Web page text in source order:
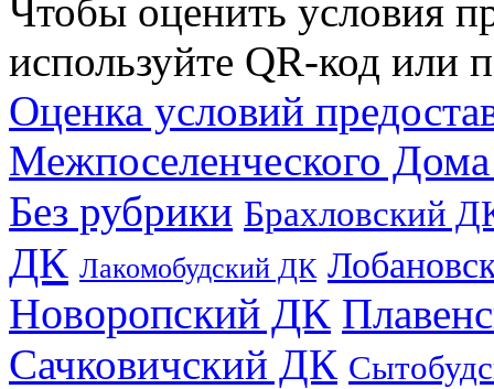
Чтобы оценить условия
используйте QR-код или
Оценка условий
Межпоселенческого
Без рубрики Брахловский
ДК Лакомобудский ДК
Новоропский ДК
Сачковичский ДК